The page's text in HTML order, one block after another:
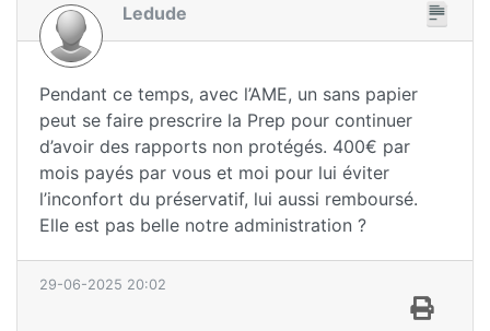
Ledude
Pendant ce temps, avec l’AME, un sans papier
peut se faire prescrire la Prep pour continuer
d’avoir des rapports non protégés. 400€ par
mois payés par vous et moi pour lui éviter
l’inconfort du préservatif, lui aussi remboursé.
Elle est pas belle notre administration ?
29-06-2025 20:02